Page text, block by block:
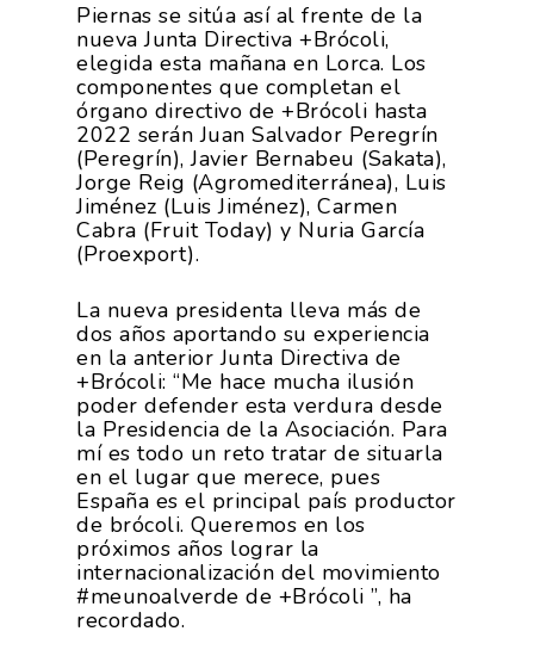
Piernas se sitúa así al frente de la
nueva Junta Directiva +Brócoli,
elegida esta mañana en Lorca. Los
componentes que completan el
órgano directivo de +Brócoli hasta
2022 serán Juan Salvador Peregrín
(Peregrín), Javier Bernabeu (Sakata),
Jorge Reig (Agromediterránea), Luis
Jiménez (Luis Jiménez), Carmen
Cabra (Fruit Today) y Nuria García
(Proexport).
La nueva presidenta lleva más de
dos años aportando su experiencia
en la anterior Junta Directiva de
+Brócoli: “Me hace mucha ilusión
poder defender esta verdura desde
la Presidencia de la Asociación. Para
mí es todo un reto tratar de situarla
en el lugar que merece, pues
España es el principal país productor
de brócoli. Queremos en los
próximos años lograr la
internacionalización del movimiento
#meunoalverde de +Brócoli ”, ha
recordado.